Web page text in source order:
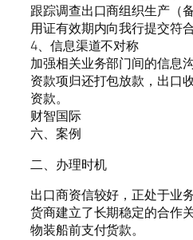
跟踪调查出口商组织生产（
用证有效期内向我行提交符
4、信息渠道不对称
加强相关业务部门间的信息
资款项归还打包放款，出口
资款。
财智国际
六、案例
二、办理时机
出口商资信较好，正处于业
货商建立了长期稳定的合作
物装船前支付货款。